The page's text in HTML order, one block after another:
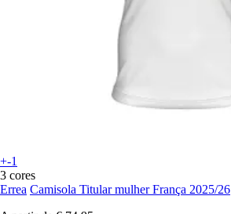
+-1
3 cores
Errea Camisola Titular mulher França 2025/26